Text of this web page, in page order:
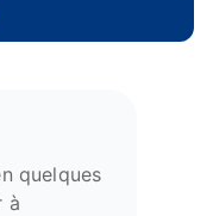
quelques
à